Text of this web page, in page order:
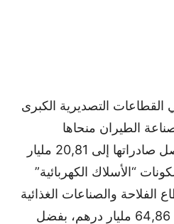
التصديرية الكبرى
الطيران منحاها
التصاعدي بنسبة 6,1% لتصل صادراتها إلى 20,81 مليار
“الأسلاك الكهربائية”
والصناعات الغذائية
تطورا إيجابيا بـ3,4% ليبلغ 64,86 مليار درهم، بفضل